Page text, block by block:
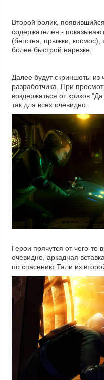
Второй ролик,
содержателен -
(беготня, прыжки, космос),
более быстрой нарезке.
Далее будут скриншоты из
разработчика. При
воздержаться от криков
так для всех очевидно.
Герои прячутся от чего-
очевидно, аркадная
по спасению Тали из